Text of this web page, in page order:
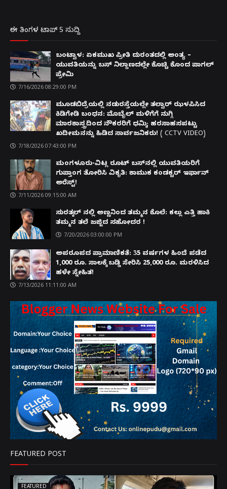
ಈ ತಿಂಗಳ ಟಾಪ್ 5 ಸುದ್ದಿ
ಬಂಟ್ವಾಳ: ಏಕಮುಖ ಪ್ರೀತಿ ದುರಂತದಲ್ಲಿ ಅಂತ್ಯ –
ಯುವತಿಯನ್ನು ಬಸ್ ನಿಲ್ದಾಣದಲ್ಲೇ ಕೊಚ್ಚಿ ಕೊಂದ ಪಾಗಲ್
ಪ್ರೇಮಿ
7/16/2026 08:29:00 PM
ಮೂಡಬಿದ್ರೆಯಲ್ಲಿ ನಡುರಸ್ತೆಯಲ್ಲೇ ತಲ್ವಾರ್ ಝಳಪಿಸಿದ
ಕಿಡಿಗೇಡಿ ಬಂಧನ: ಮೊಬೈಲ್ ಮಳಿಗೆಗೆ ನುಗ್ಗಿ
ಮಾರಕಾಸ್ತ್ರದಿಂದ ನೌಕರರಿಗೆ ಧಮ್ಕಿ; ಹರಸಾಹಸಪಟ್ಟು
ಖದೀಮನನ್ನು ಹಿಡಿದ ಸಾರ್ವಜನಿಕರು! ( CCTV VIDEO)
7/18/2026 07:43:00 PM
ಮಂಗಳೂರು-ವಿಟ್ಲ ರೂಟ್ ಬಸ್‌ನಲ್ಲಿ ಯುವತಿಯರಿಗೆ
ಗುಪ್ತಾಂಗ ತೋರಿಸಿ ವಿಕೃತಿ: ಕಾಮುಕ ಕಂಡಕ್ಟರ್ ಇರ್ಫಾನ್
ಅರೆಸ್ಟ್!
7/11/2026 09:15:00 AM
ಸುರತ್ಕಲ್ ನಲ್ಲಿ ಅಣ್ಣನಿಂದ ತಮ್ಮನ ಕೊಲೆ: ಕಲ್ಲು ಎತ್ತಿ ಹಾಕಿ
ತಮ್ಮನ ತಲೆ ಜಜ್ಜಿದ ಸಹೋದರ !
7/20/2026 03:00:00 PM
ಅಪರೂಪದ ಪ್ರಾಮಾಣಿಕತೆ: 35 ವರ್ಷಗಳ ಹಿಂದೆ ಪಡೆದ
1,000 ರೂ. ಸಾಲಕ್ಕೆ ಬಡ್ಡಿ ಸೇರಿಸಿ 25,000 ರೂ. ಮರಳಿಸಿದ
ಹಳೇ ಸ್ನೇಹಿತ!
7/13/2026 11:11:00 AM
FEATURED POST
FEATURED